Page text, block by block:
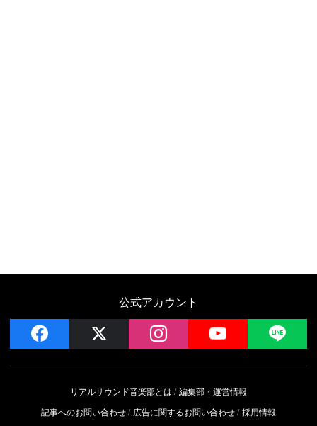
公式アカウント
facebook instagram YouTube
リアルサウンド音楽部とは
編集部・運営情報
記事へのお問い合わせ
広告に関するお問い合わせ 採用情報